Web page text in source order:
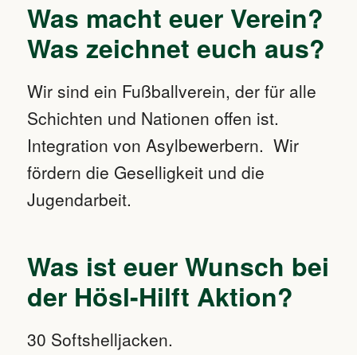
Was macht euer Verein?
Was zeichnet euch aus?
Wir sind ein Fußballverein, der für alle
Schichten und Nationen offen ist.
Integration von Asylbewerbern. Wir
fördern die Geselligkeit und die
Jugendarbeit.
Was ist euer Wunsch bei
der Hösl-Hilft Aktion?
30 Softshelljacken.